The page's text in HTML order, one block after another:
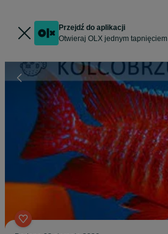
Przejdź do aplikacji
Otwieraj OLX jednym tapnięciem